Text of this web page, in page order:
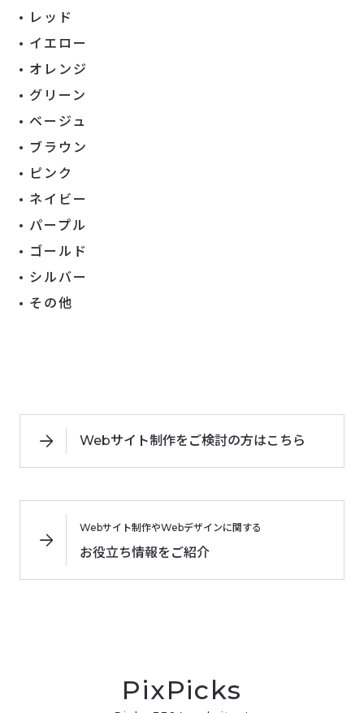
レッド
イエロー
オレンジ
グリーン
ベージュ
ブラウン
ピンク
ネイビー
パープル
ゴールド
シルバー
その他
Webサイト制作をご検討の方はこちら
Webサイト制作やWebデザインに関する
お役立ち情報をご紹介
PixPicks